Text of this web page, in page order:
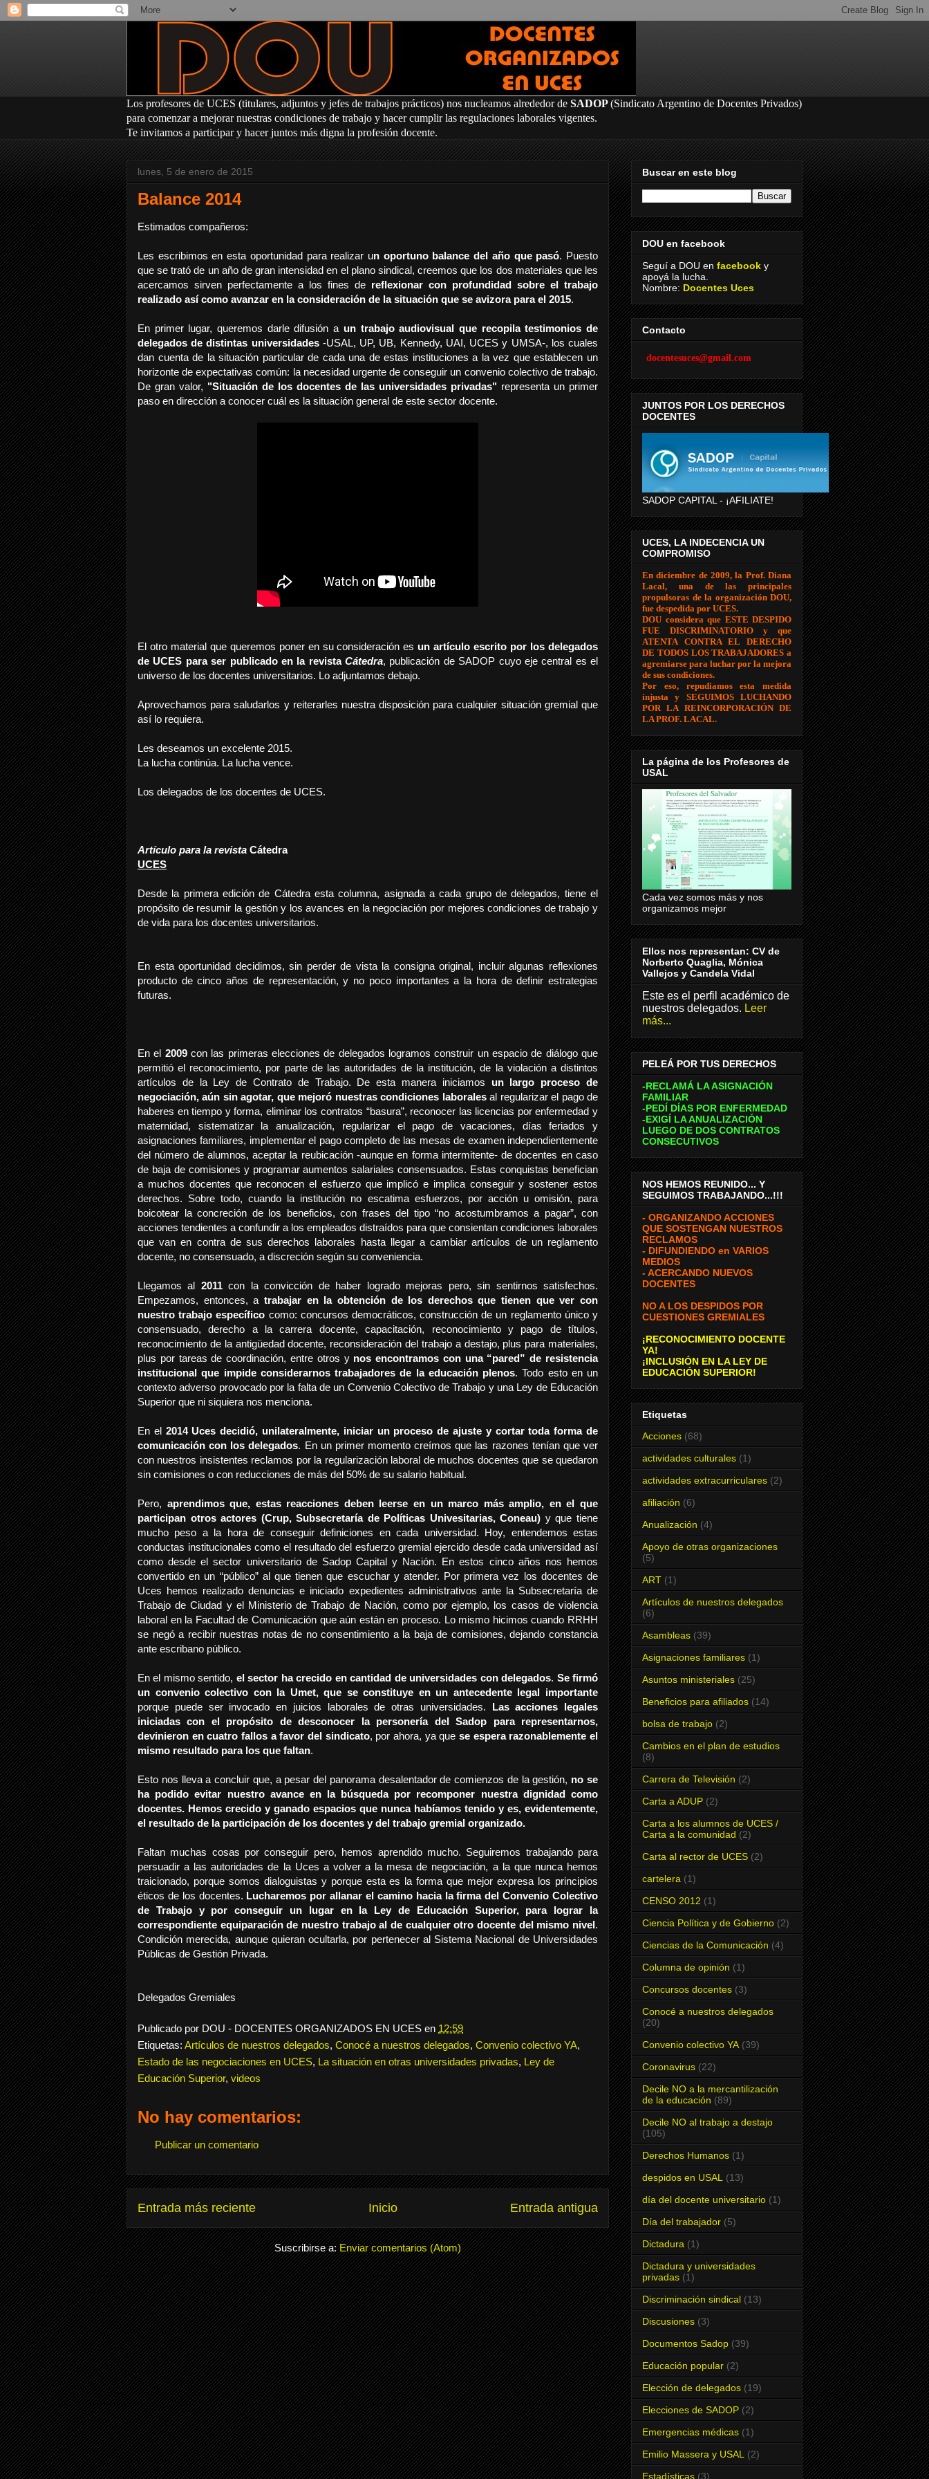
Los profesores de UCES (titulares, adjuntos y jefes de trabajos prácticos) nos nucleamos alrededor de SADOP(Sindicato Argentino de Docentes Privados)
para comenzar a mejorar nuestras condiciones de trabajo y hacer cumplir las regulaciones laborales vigentes.
Te invitamos a participar y hacer juntos más digna la profesión docente.
lunes, 5 de enero de 2015
Balance 2014
Estimados compañeros:
Les escribimos en esta oportunidad para realizar un oportuno balance del año que pasó. Puesto
que se trató de un año de gran intensidad en el plano sindical, creemos que los dos materiales que les
acercamos sirven perfectamente a los fines de reflexionar con profundidad sobre el trabajo
realizado así como avanzar en la consideración de la situación que se avizora para el 2015.
En primer lugar, queremos darle difusión a un trabajo audiovisual que recopila testimonios de
delegados de distintas universidades-USAL, UP, UB, Kennedy, UAI, UCES y UMSA-, los cuales
dan cuenta de la situación particular de cada una de estas instituciones a la vez que establecen un
horizonte de expectativas común: la necesidad urgente de conseguir un convenio colectivo de trabajo.
De gran valor, "Situación de los docentes de las universidades privadas" representa un primer
paso en dirección a conocer cuál es la situación general de este sector docente.
El otro material que queremos poner en su consideración es un artículo escrito por los delegados
de UCES para ser publicado en la revista Cátedra, publicación de SADOP cuyo eje central es el
universo de los docentes universitarios. Lo adjuntamos debajo.
Aprovechamos para saludarlos y reiterarles nuestra disposición para cualquier situación gremial que
así lo requiera.
Les deseamos un excelente 2015.
La lucha continúa. La lucha vence.
Los delegados de los docentes de UCES.
Artículo para la revista Cátedra
UCES
Desde la primera edición de Cátedra esta columna, asignada a cada grupo de delegados, tiene el
propósito de resumir la gestión y los avances en la negociación por mejores condiciones de trabajo y
de vida para los docentes universitarios.
En esta oportunidad decidimos, sin perder de vista la consigna original, incluir algunas reflexiones
producto de cinco años de representación, y no poco importantes a la hora de definir estrategias
futuras.
En el 2009con las primeras elecciones de delegados logramos construir un espacio de diálogo que
permitió el reconocimiento, por parte de las autoridades de la institución, de la violación a distintos
artículos de la Ley de Contrato de Trabajo. De esta manera iniciamos un largo proceso de
negociación, aún sin agotar, que mejoró nuestras condiciones laboralesal regularizar el pago de
haberes en tiempo y forma, eliminar los contratos “basura”, reconocer las licencias por enfermedad y
maternidad, sistematizar la anualización, regularizar el pago de vacaciones, días feriados y
asignaciones familiares, implementar el pago completo de las mesas de examen independientemente
del número de alumnos, aceptar la reubicación -aunque en forma intermitente- de docentes en caso
de baja de comisiones y programar aumentos salariales consensuados. Estas conquistas benefician
a muchos docentes que reconocen el esfuerzo que implicó e implica conseguir y sostener estos
derechos. Sobre todo, cuando la institución no escatima esfuerzos, por acción u omisión, para
boicotear la concreción de los beneficios, con frases del tipo “no acostumbramos a pagar”, con
acciones tendientes a confundir a los empleados distraídos para que consientan condiciones laborales
que van en contra de sus derechos laborales hasta llegar a cambiar artículos de un reglamento
docente, no consensuado, a discreción según su conveniencia.
Llegamos al 2011con la convicción de haber logrado mejoras pero, sin sentirnos satisfechos.
Empezamos, entonces, a trabajar en la obtención de los derechos que tienen que ver con
nuestro trabajo específico como: concursos democráticos, construcción de un reglamento único y
consensuado, derecho a la carrera docente, capacitación, reconocimiento y pago de títulos,
reconocimiento de la antigüedad docente, reconsideración del trabajo a destajo, plus para materiales,
plus por tareas de coordinación, entre otros y nos encontramos con una “pared” de resistencia
institucional que impide considerarnos trabajadores de la educación plenos. Todo esto en un
contexto adverso provocado por la falta de un Convenio Colectivo de Trabajo y una Ley de Educación
Superior que ni siquiera nos menciona.
En el 2014 Uces decidió, unilateralmente, iniciar un proceso de ajuste y cortar toda forma de
comunicación con los delegados. En un primer momento creímos que las razones tenían que ver
con nuestros insistentes reclamos por la regularización laboral de muchos docentes que se quedaron
sin comisiones o con reducciones de más del 50% de su salario habitual.
Pero, aprendimos que, estas reacciones deben leerse en un marco más amplio, en el que
participan otros actores (Crup, Subsecretaría de Políticas Univesitarias, Coneau) y que tiene
mucho peso a la hora de conseguir definiciones en cada universidad. Hoy, entendemos estas
conductas institucionales como el resultado del esfuerzo gremial ejercido desde cada universidad así
como desde el sector universitario de Sadop Capital y Nación. En estos cinco años nos hemos
convertido en un “público” al que tienen que escuchar y atender. Por primera vez los docentes de
Uces hemos realizado denuncias e iniciado expedientes administrativos ante la Subsecretaría de
Trabajo de Ciudad y el Ministerio de Trabajo de Nación, como por ejemplo, los casos de violencia
laboral en la Facultad de Comunicación que aún están en proceso. Lo mismo hicimos cuando RRHH
se negó a recibir nuestras notas de no consentimiento a la baja de comisiones, dejando constancia
ante escribano público.
En el mismo sentido, el sector ha crecido en cantidad de universidades con delegados. Se firmó
un convenio colectivo con la Umet, que se constituye en un antecedente legal importante
porque puede ser invocado en juicios laborales de otras universidades. Las acciones legales
iniciadas con el propósito de desconocer la personería del Sadop para representarnos,
devinieron en cuatro fallos a favor del sindicato, por ahora, ya quese espera razonablemente el
mismo resultado para los que faltan.
Esto nos lleva a concluir que, a pesar del panorama desalentador de comienzos de la gestión, no se
ha podido evitar nuestro avance en la búsqueda por recomponer nuestra dignidad como
docentes. Hemos crecido y ganado espacios que nunca habíamos tenido y es, evidentemente,
el resultado de la participación de los docentes y del trabajo gremial organizado.
Faltan muchas cosas por conseguir pero, hemos aprendido mucho. Seguiremos trabajando para
persuadir a las autoridades de la Uces a volver a la mesa de negociación, a la que nunca hemos
traicionado, porque somos dialoguistas y porque esta es la forma que mejor expresa los principios
éticos de los docentes. Lucharemos por allanar el camino hacia la firma del Convenio Colectivo
de Trabajo y por conseguir un lugar en la Ley de Educación Superior, para lograr la
correspondiente equiparación de nuestro trabajo al de cualquier otro docente del mismo nivel.
Condición merecida, aunque quieran ocultarla, por pertenecer al Sistema Nacional de Universidades
Públicas de Gestión Privada.
Delegados Gremiales
Publicado por DOU - DOCENTES ORGANIZADOS EN UCES en 12:59
Etiquetas: Artículos de nuestros delegados, Conocé a nuestros delegados, Convenio colectivo YA,
Estado de las negociaciones en UCES, La situación en otras universidades privadas, Ley de
Educación Superior, videos
No hay comentarios:
Publicar un comentario
Entrada más reciente Entrada antigua
Inicio
Suscribirse a:Enviar comentarios (Atom)
Buscar en este blog
DOU en facebook
Seguí a DOU en facebook y
apoyá la lucha.
Nombre: Docentes Uces
Contacto
docentesuces@gmail.com
JUNTOS POR LOS DERECHOS
DOCENTES
SADOP CAPITAL - ¡AFILIATE!
UCES, LA INDECENCIA UN
COMPROMISO
En diciembre de 2009, la Prof. Diana
Lacal, una de las principales
propulsoras de la organización DOU,
fue despedida por UCES.
DOU considera que ESTE DESPIDO
FUE DISCRIMINATORIO y que
ATENTA CONTRA EL DERECHO
DE TODOS LOS TRABAJADORES a
agremiarse para luchar por la mejora
de sus condiciones.
Por eso, repudiamos esta medida
injusta y SEGUIMOS LUCHANDO
POR LA REINCORPORACIÓN DE
LA PROF. LACAL.
La página de los Profesores de
USAL
Cada vez somos más y nos
organizamos mejor
Ellos nos representan: CV de
Norberto Quaglia, Mónica
Vallejos y Candela Vidal
Este es el perfil académico de
nuestros delegados. Leer
más...
PELEÁ POR TUS DERECHOS
-RECLAMÁ LA ASIGNACIÓN
FAMILIAR
-PEDÍ DÍAS POR ENFERMEDAD
-EXIGÍ LA ANUALIZACIÓN
LUEGO DE DOS CONTRATOS
CONSECUTIVOS
NOS HEMOS REUNIDO... Y
SEGUIMOS TRABAJANDO...!!!
- ORGANIZANDO ACCIONES
QUE SOSTENGAN NUESTROS
RECLAMOS
- DIFUNDIENDO en VARIOS
MEDIOS
- ACERCANDO NUEVOS
DOCENTES
NO A LOS DESPIDOS POR
CUESTIONES GREMIALES
¡RECONOCIMIENTO DOCENTE
YA!
¡INCLUSIÓN EN LA LEY DE
EDUCACIÓN SUPERIOR!
Etiquetas
Acciones (68)
actividades culturales (1)
actividades extracurriculares (2)
afiliación (6)
Anualización (4)
Apoyo de otras organizaciones
(5)
ART (1)
Artículos de nuestros delegados
(6)
Asambleas (39)
Asignaciones familiares (1)
Asuntos ministeriales (25)
Beneficios para afiliados (14)
bolsa de trabajo (2)
Cambios en el plan de estudios
(8)
Carrera de Televisión (2)
Carta a ADUP (2)
Carta a los alumnos de UCES /
Carta a la comunidad (2)
Carta al rector de UCES (2)
cartelera (1)
CENSO 2012 (1)
Ciencia Política y de Gobierno (2)
Ciencias de la Comunicación (4)
Columna de opinión (1)
Concursos docentes (3)
Conocé a nuestros delegados
(20)
Convenio colectivo YA (39)
Coronavirus (22)
Decile NO a la mercantilización
de la educación (89)
Decile NO al trabajo a destajo
(105)
Derechos Humanos (1)
despidos en USAL
(13)
día del docente universitario (1)
Día del trabajador (5)
Dictadura (1)
Dictadura y universidades
privadas (1)
Discriminación sindical (13)
Discusiones (3)
Documentos Sadop (39)
Educación popular (2)
Elección de delegados (19)
Elecciones de SADOP (2)
Emergencias médicas (1)
Emilio Massera y USAL
(2)
Estadísticas (3)